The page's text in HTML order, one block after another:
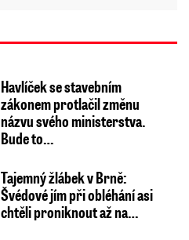
Havlíček se stavebním
zákonem protlačil změnu
názvu svého ministerstva.
Bude to…
Tajemný žlábek v Brně:
Švédové jím při obléhání asi
chtěli proniknout až na…